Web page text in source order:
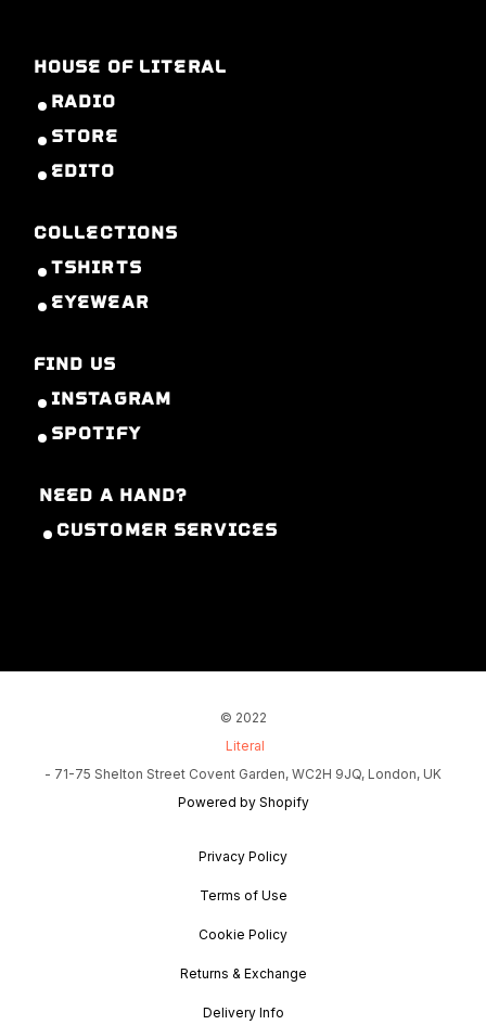
HOUSE OF LITERAL
RADIO
STORE
EDITO
COLLECTIONS
TSHIRTS
EYEWEAR
FIND US
INSTAGRAM
SPOTIFY
NEED A HAND?
CUSTOMER SERVICES
© 2022
Literal
- 71-75 Shelton Street Covent Garden, WC2H 9JQ, London, UK
Powered by Shopify
Privacy Policy
Terms of Use
Cookie Policy
Returns & Exchange
Delivery Info